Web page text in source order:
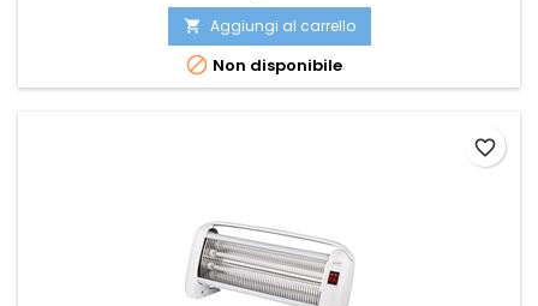
 Aggiungi al carrello
 Non disponibile
favorite_border